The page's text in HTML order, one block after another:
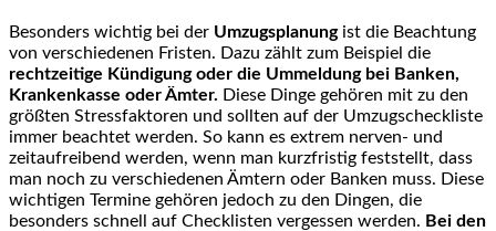
Besonders wichtig bei der Umzugsplanungist die Beachtung
von verschiedenen Fristen. Dazu zählt zum Beispiel die
rechtzeitige Kündigung oder die Ummeldung bei Banken,
Krankenkasse oder Ämter. Diese Dinge gehören mit zu den
größten Stressfaktoren und sollten auf der Umzugscheckliste
immer beachtet werden. So kann es extrem nerven- und
zeitaufreibend werden, wenn man kurzfristig feststellt, dass
man noch zu verschiedenen Ämtern oder Banken muss. Diese
wichtigen Termine gehören jedoch zu den Dingen, die
besonders schnell auf Checklisten vergessen werden. Bei den